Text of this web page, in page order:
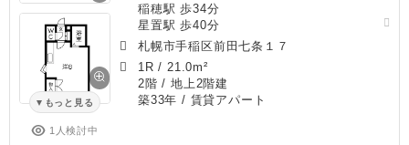
もっと見る
1人検討中
稲穂駅 歩34分
星置駅 歩40分
札幌市手稲区前田七条１７
1R / 21.0m²
2階 / 地上2階建
築33年 / 賃貸アパート